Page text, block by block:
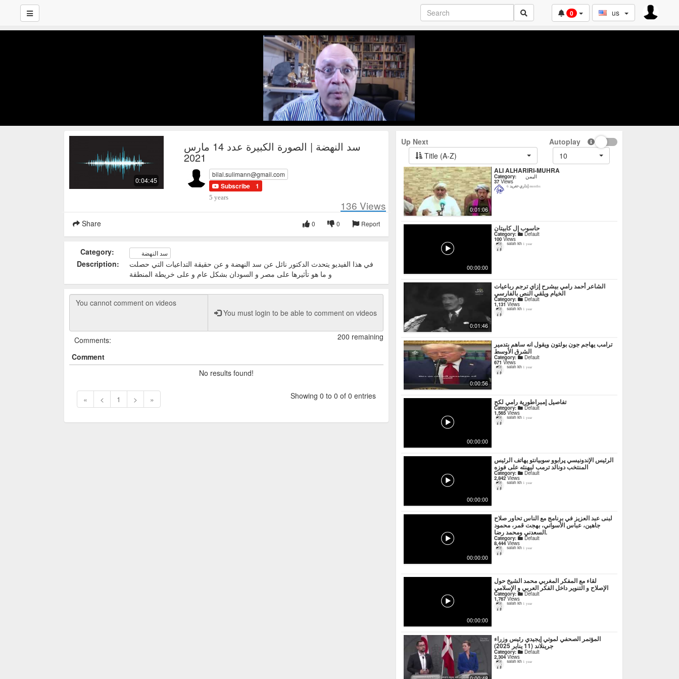
0 us
0:04:45
سد النهضة | الصورة الكبيرة عدد 14 مارس
2021
bilal.sulimann@gmail.com
Subscribe 1
5 years
136 Views
Share Report
0
0
Category: سد النهضة
Description:
في هذا الفيديو يتحدث الدكتور نائل عن سد النهضة و عن حقيقة التداعيات التي حصلت
و ما هو تأثيرها على مصر و السودان بشكل عام و على خريطة المنطقة
You must login to be able to comment on videos
200 remaining
Comments:
Comment
No results found!
« < 1 > » Showing 0 to 0 of 0 entries
Up Next
Autoplay
Title (A-Z)
10
0:01:06
ALI ALHARIRI-MUHRA
Category: اليمن
37Views
إداري-تغريد 6 months
00:00:00
حاسوب إل كابيتان
Category: Default
100 Views
salah kh 1 year
0:01:46
‏الشاعر أحمد رامي بيشرح إزاي ترجم رباعيات
الخيام ويلقي النص بالفارسي
Category: Default
1,131Views
salah kh 1 year
0:00:56
ترامب يهاجم جون بولتون ويقول انه ساهم بتدمير
الشرق الأوسط
Category: Default
671 Views
salah kh 1 year
00:00:00
تفاصيل إمبراطورية رامي لكح
Category: Default
1,565Views
salah kh 1 year
00:00:00
الرئيس الإندونيسي پرابوو سوبيانتو يهاتف الرئيس
المنتخب دونالد ترمب ليهنئه على فوزه
Category: Default
2,842Views
salah kh 1 year
00:00:00
لبنى عبد العزيز في برنامج مع الناس تحاور صلاح
جاهين، عباس الأسواني، بهجت قمر، محمود
السعدني ومحمد رضا.
Category: Default
8,444Views
salah kh 1 year
00:00:00
لقاء مع المفكر المغربي محمد الشيخ حول
الإصلاح و التنوير داخل الفكر العربي و الإسلامي
Category: Default
1,767Views
salah kh 1 year
المؤتمر الصحفي لموتي إيجيدي رئيس وزراء
جرينلاند (11 يناير 2025)
Category: Default
2,304Views
salah kh 1 year